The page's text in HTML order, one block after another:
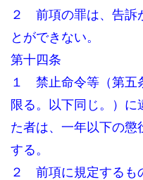
２ 前項の罪は、告訴
とができない。
第十四条
１ 禁止命令等（第五
限る。以下同じ。）に
た者は、一年以下の
する。
２ 前項に規定するも